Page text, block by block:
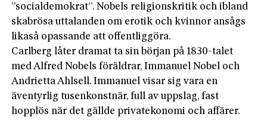
”socialdemokrat”. Nobels religionskritik och ibland
skabrösa uttalanden om erotik och kvinnor ansågs
likaså opassande att offentliggöra.
Carlberg låter dramat ta sin början på 1830-talet
med Alfred Nobels föräldrar, Immanuel Nobel och
Andrietta Ahlsell. Immanuel visar sig vara en
äventyrlig tusenkonstnär, full av uppslag, fast
hopplös när det gällde privatekonomi och affärer.